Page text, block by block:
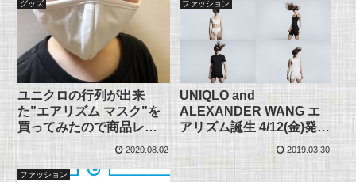
グッズ
ユニクロの行列が出来
た”エアリズム マスク”を
買ってみたので商品レビ
ュー
2020.08.02
ファッション
UNIQLO and
ALEXANDER WANG エ
アリズム誕生 4/12(金)発売
全アイテム公開
2019.03.30
ファッション